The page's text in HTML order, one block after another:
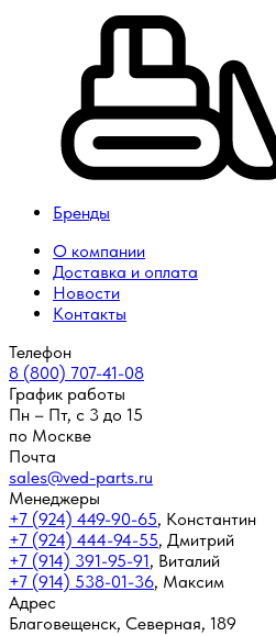
Бренды
О компании
Доставка и оплата
Новости
Контакты
Телефон
8 (800) 707-41-08
График работы
Пн – Пт, с 3 до 15
по Москве
Почта
sales@ved-parts.ru
Менеджеры
+7 (924) 449-90-65, Константин
+7 (924) 444-94-55, Дмитрий
+7 (914) 391-95-91, Виталий
+7 (914) 538-01-36, Максим
Адрес
Благовещенск, Северная, 189